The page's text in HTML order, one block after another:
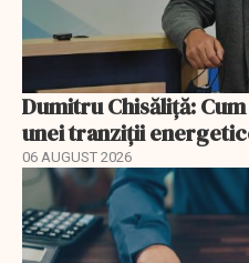
Dumitru Chisăliță:
unei tranziții
06 AUGUST 2026